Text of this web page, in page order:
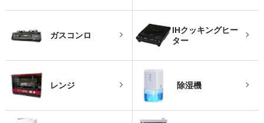
ガスコンロ
IHクッキングヒー
ター
レンジ 除湿機